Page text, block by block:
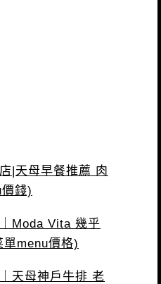
|天母早餐推薦 肉
錢)
Moda Vita 幾乎
menu價格)
天母神戶牛排 老